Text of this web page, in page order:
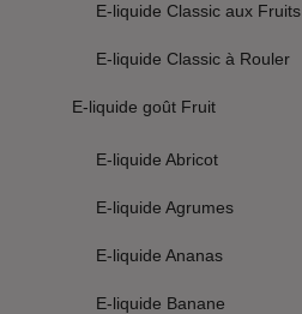
E-liquide Classic aux Fruits
E-liquide Classic à Rouler
E-liquide goût Fruit
E-liquide Abricot
E-liquide Agrumes
E-liquide Ananas
E-liquide Banane